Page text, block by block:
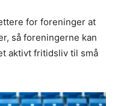
for foreninger at
så foreningerne kan
aktivt fritidsliv til små